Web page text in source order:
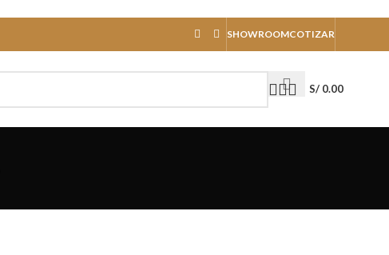
SHOWROOMCOTIZAR
S/0.00